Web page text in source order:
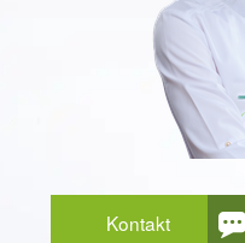
Kontakt